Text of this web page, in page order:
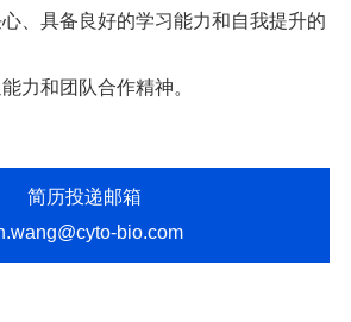
、具备良好的学习能力和自我提升的
力和团队合作精神。
简历投递邮箱
bio.com